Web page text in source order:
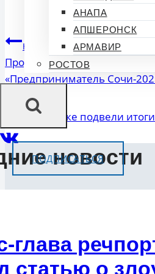
АНАПА
АПШЕРОНСК
АРМАВИР
РОСТОВ
ПОДПИСАТЬСЯ
Навигация
по
записям
Назад
Продлен прием заявок на
«Предприниматель Сочи-
Далее
В Тимашевске подвели
новости
глава
статью о